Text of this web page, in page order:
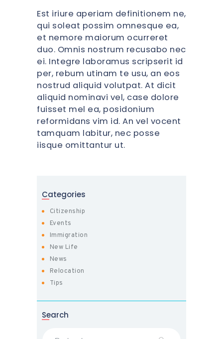
Est iriure aperiam definitionem ne,
qui soleat possim omnesque ea,
et nemore maiorum ocurreret
duo. Omnis nostrum recusabo nec
ei. Integre laboramus scripserit id
per, rebum utinam te usu, an eos
nostrud aliquid volutpat. At dicit
aliquid nominavi vel, case dolore
fuisset mel ea, posidonium
reformidans vim id. An vel vocent
tamquam labitur, nec posse
iisque omittantur ut.
Categories
Citizenship
Events
Immigration
New Life
News
Relocation
Tips
Search